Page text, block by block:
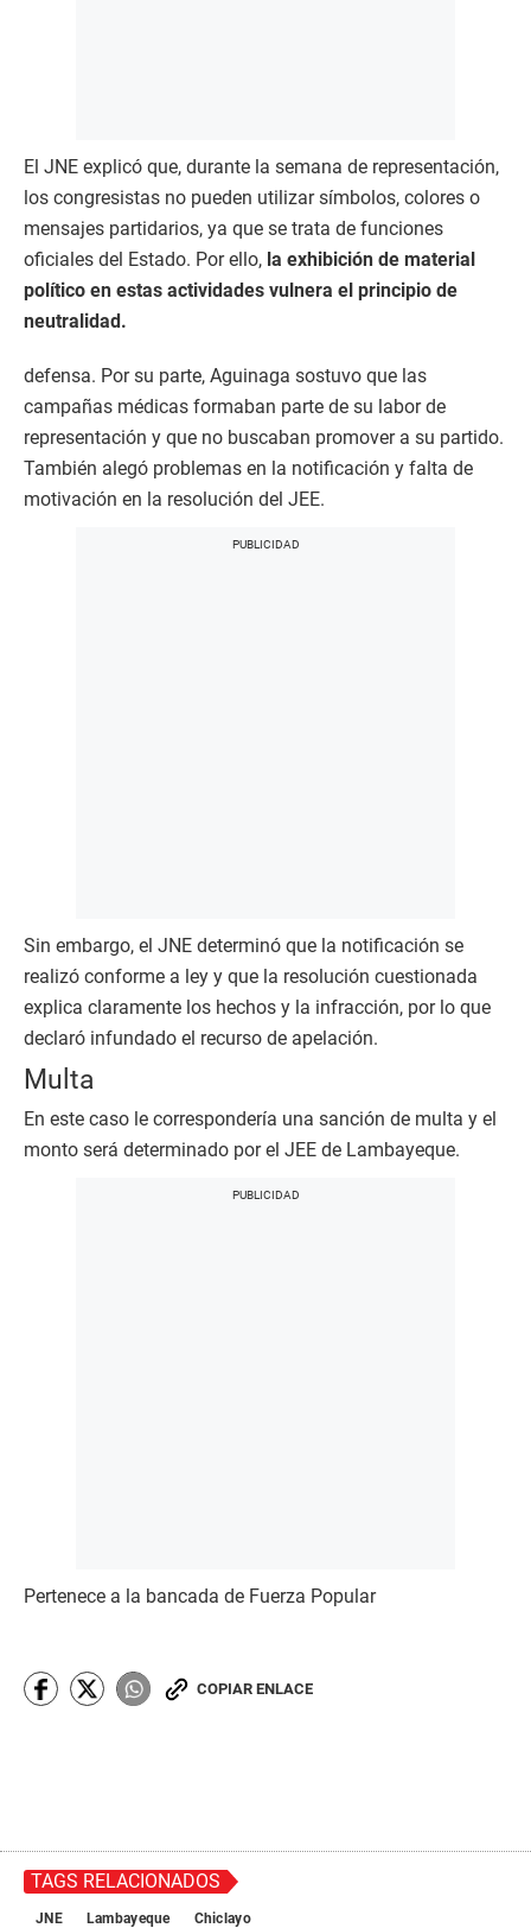
El JNE explicó que, durante la semana de representación,
los congresistas no pueden utilizar símbolos, colores o
mensajes partidarios, ya que se trata de funciones
oficiales del Estado. Por ello, la exhibición de material
político en estas actividades vulnera el principio de
neutralidad.
defensa. Por su parte, Aguinaga sostuvo que las
campañas médicas formaban parte de su labor de
representación y que no buscaban promover a su partido.
También alegó problemas en la notificación y falta de
motivación en la resolución del JEE.
Sin embargo, el JNE determinó que la notificación se
realizó conforme a ley y que la resolución cuestionada
explica claramente los hechos y la infracción, por lo que
declaró infundado el recurso de apelación.
Multa
En este caso le correspondería una sanción de multa y el
monto será determinado por el JEE de Lambayeque.
Pertenece a la bancada de Fuerza Popular
COPIAR ENLACE
TAGS RELACIONADOS
JNE Lambayeque Chiclayo